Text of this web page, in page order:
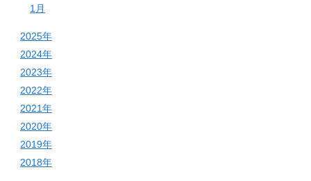
1月
2025年
2024年
2023年
2022年
2021年
2020年
2019年
2018年